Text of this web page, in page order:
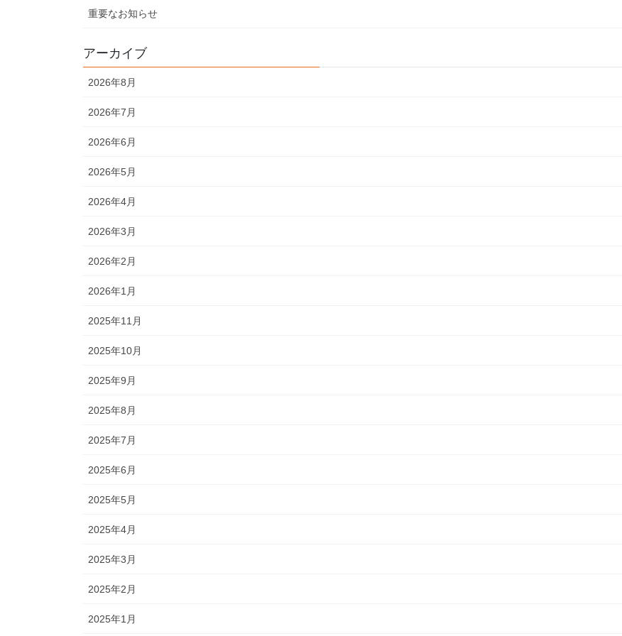
重要なお知らせ
アーカイブ
2026年8月
2026年7月
2026年6月
2026年5月
2026年4月
2026年3月
2026年2月
2026年1月
2025年11月
2025年10月
2025年9月
2025年8月
2025年7月
2025年6月
2025年5月
2025年4月
2025年3月
2025年2月
2025年1月